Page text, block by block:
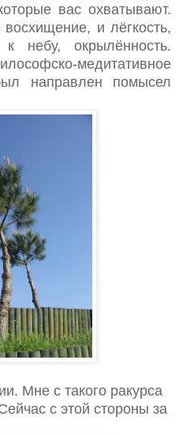
вас охватывают.
и лёгкость,
к небу, окрылённость.
медитативное
направлен помысел
Мне с такого ракурса
с этой стороны за